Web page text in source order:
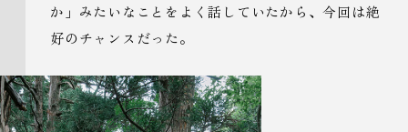
か」みたいなことをよく話していたから、今回は絶
好のチャンスだった。